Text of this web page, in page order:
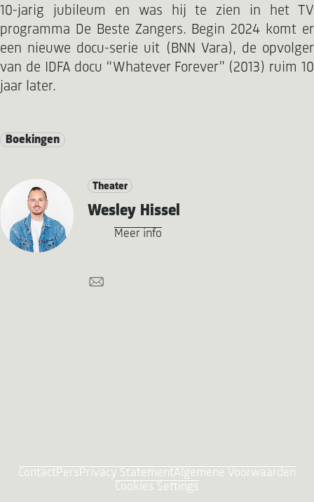
10-jarig jubileum en was hij te zien in het TV
programma De Beste Zangers. Begin 2024 komt er
een nieuwe docu-serie uit (BNN Vara), de opvolger
van de IDFA docu “Whatever Forever” (2013) ruim 10
jaar later.
Boekingen
Theater
Wesley Hissel
Meer info
ContactPersPrivacy StatementAlgemene Voorwaarden
Cookies Settings